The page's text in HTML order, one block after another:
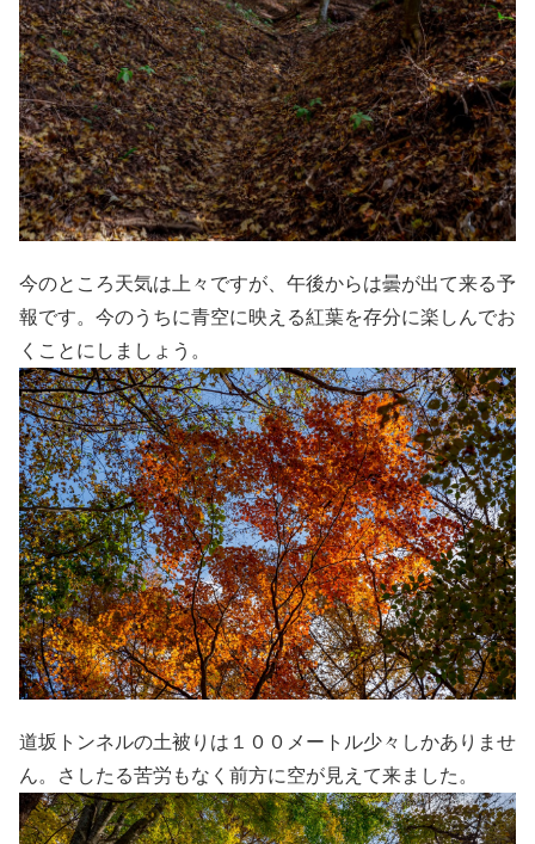
今のところ天気は上々ですが、午後からは曇が出て来る予
報です。今のうちに青空に映える紅葉を存分に楽しんでお
くことにしましょう。
道坂トンネルの土被りは１００メートル少々しかありませ
ん。さしたる苦労もなく前方に空が見えて来ました。